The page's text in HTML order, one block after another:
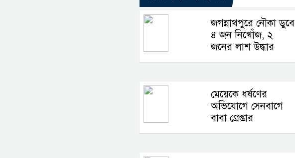
জগন্নাথপুরে নৌকা ডুবে
৪ জন নিখোঁজ, ২
জনের লাশ উদ্ধার
মেয়েকে ধর্ষণের
অভিযোগে সেনবাগে
বাবা গ্রেপ্তার